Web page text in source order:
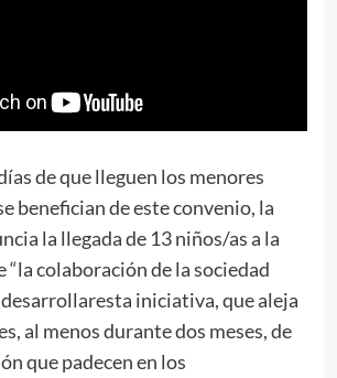
de que lleguen los menores
benefician de este convenio, la
la llegada de 13 niños/as a la
“la colaboración de la sociedad
iniciativa, que aleja
al menos durante dos meses, de
que padecen en los